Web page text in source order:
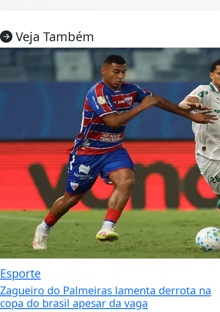
Veja Também
Esporte
Zagueiro do Palmeiras lamenta derrota na
copa do brasil apesar da vaga